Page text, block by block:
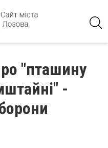
"пташину
-